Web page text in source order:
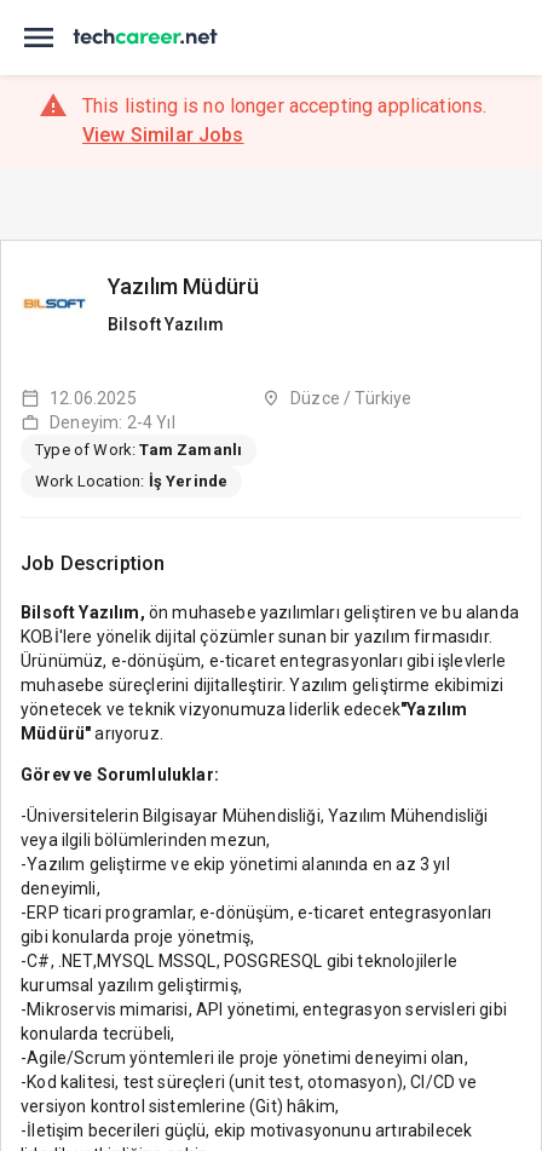
This listing is no longer accepting applications.
View Similar Jobs
Yazılım Müdürü
Bilsoft Yazılım
12.06.2025
Düzce / Türkiye
Deneyim: 2-4 Yıl
Type of Work:Tam Zamanlı
Work Location: İş Yerinde
Job Description
Bilsoft Yazılım, ön muhasebe yazılımları geliştiren ve bu alanda
KOBİ'lere yönelik dijital çözümler sunan bir yazılım firmasıdır.
Ürünümüz, e-dönüşüm, e-ticaret entegrasyonları gibi işlevlerle
muhasebe süreçlerini dijitalleştirir. Yazılım geliştirme ekibimizi
yönetecek ve teknik vizyonumuza liderlik edecek"Yazılım
Müdürü"arıyoruz.
Görev ve Sorumluluklar:
-Üniversitelerin Bilgisayar Mühendisliği, Yazılım Mühendisliği
veya ilgili bölümlerinden mezun,
-Yazılım geliştirme ve ekip yönetimi alanında en az 3 yıl
deneyimli,
-ERP ticari programlar, e-dönüşüm, e-ticaret entegrasyonları
gibi konularda proje yönetmiş,
-C#, .NET,MYSQL MSSQL, POSGRESQL gibi teknolojilerle
kurumsal yazılım geliştirmiş,
-Mikroservis mimarisi, API yönetimi, entegrasyon servisleri gibi
konularda tecrübeli,
-Agile/Scrum yöntemleri ile proje yönetimi deneyimi olan,
-Kod kalitesi, test süreçleri (unit test, otomasyon), CI/CD ve
versiyon kontrol sistemlerine (Git) hâkim,
-İletişim becerileri güçlü, ekip motivasyonunu artırabilecek